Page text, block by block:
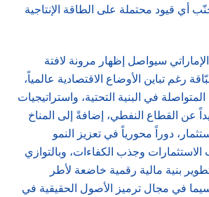
أي قيود محتملة على الطاقة الإنتاجية
سيواصل إظهار مرونة لافتة
رغم تباين الأوضاع الاقتصادية عالمياً،
في البنية التحتية، واستراتيجيات
عن القطاع النفطي، إضافةً إلى المناخ
دوراً محورياً في تعزيز النمو
وجذب الكفاءات، وبالتوازي
بنية مالية رقمية خاضعة لأطر
في مجال ترميز الأصول الحقيقية في